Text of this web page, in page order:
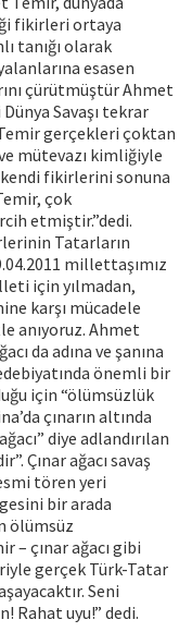
fikirleri ortaya
tanığı olarak
esasen
çürütmüştür Ahmet
Savaşı tekrar
gerçekleri çoktan
mütevazı kimliğiyle
fikirlerini sonuna
çok
etmiştir.”dedi.
Tatarların
millettaşımız
için yılmadan,
karşı mücadele
anıyoruz. Ahmet
da adına ve şanına
önemli bir
için “ölümsüzlük
çınarın altında
diye adlandırılan
Çınar ağacı savaş
tören yeri
bir arada
ölümsüz
– çınar ağacı gibi
gerçek Türk-Tatar
Seni
Rahat uyu!” dedi.